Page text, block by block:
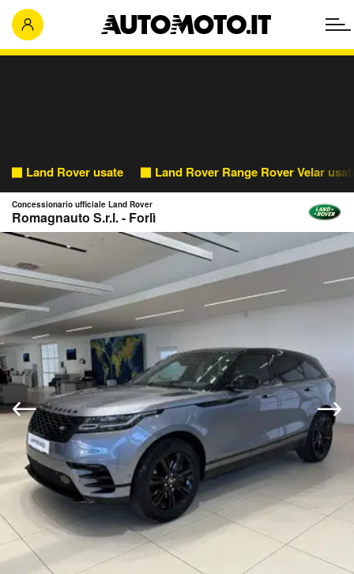
Land Rover usate Land Rover Range Rover Velar
Concessionario ufficiale Land Rover
Romagnauto S.r.l. - Forlì